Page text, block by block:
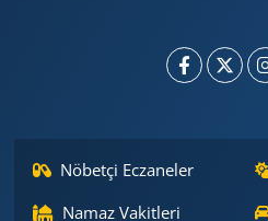
Nöbetçi Eczaneler
Namaz Vakitleri